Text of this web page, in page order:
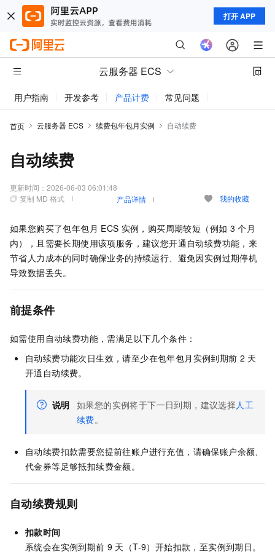
打开 APP
云服务器 ECS
用户指南 开发参考 产品计费 常见问题
首页 云服务器 ECS 续费包年包月实例 自动续费
自动续费
更新时间： 2026-06-03 06:01:48
复制 MD 格式
产品详情 我的收藏
如果您购买了包年包月 ECS 实例，购买周期较短（例如 3 个月
内），且需要长期使用该项服务，建议您开通自动续费功能，来
节省人力成本的同时确保业务的持续运行、避免因实例过期停机
导致数据丢失。
前提条件
如需使用自动续费功能，需满足以下几个条件：
自动续费功能次日生效，请至少在包年包月实例到期前 2 天
开通自动续费。
说明 如果您的实例将于下一日到期，建议选择人工
续费。
自动续费扣款需要您提前往账户进行充值，请确保账户余额、
代金券等足够抵扣续费金额。
自动续费规则
扣款时间
系统会在实例到期前 9 天（T-9）开始扣款，至实例到期日。